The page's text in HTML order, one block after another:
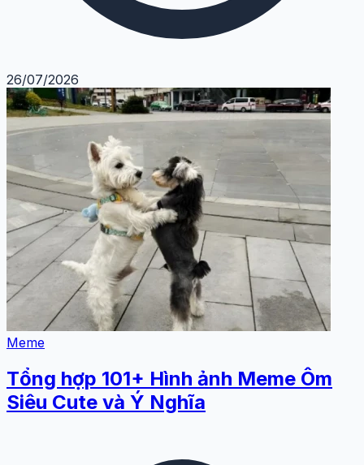
26/07/2026
Meme
Tổng hợp 101+ Hình ảnh Meme Ôm
Siêu Cute và Ý Nghĩa